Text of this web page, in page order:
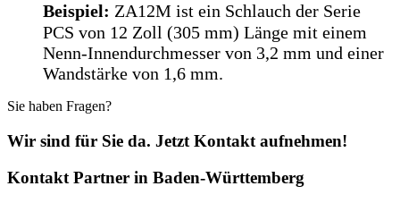
Beispiel: ZA12M ist ein Schlauch der Serie
PCS von 12 Zoll (305 mm) Länge mit einem
Nenn-Innendurchmesser von 3,2 mm und einer
Wandstärke von 1,6 mm.
Sie haben Fragen?
Wir sind für Sie da. Jetzt Kontakt aufnehmen!
Kontakt Partner in Baden-Württemberg